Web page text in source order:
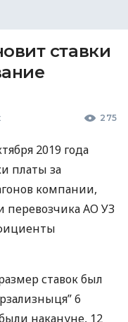
ставки
275
2019 года
платы за
компании,
перевозчика АО УЗ
ставок был
6
накануне, 12